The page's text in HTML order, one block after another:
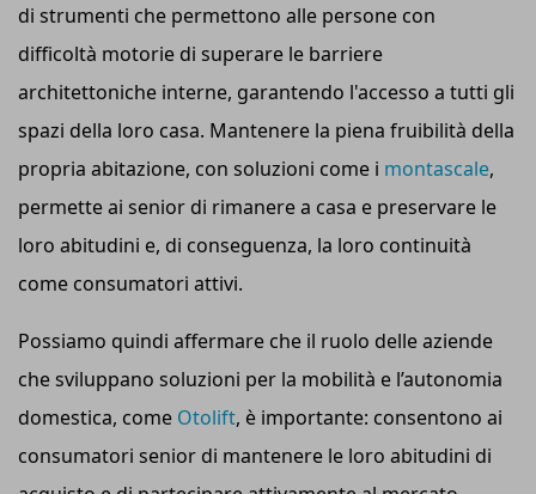
di strumenti che permettono alle persone con
difficoltà motorie di superare le barriere
architettoniche interne, garantendo l'accesso a tutti gli
spazi della loro casa. Mantenere la piena fruibilità della
propria abitazione, con soluzioni come i montascale,
permette ai senior di rimanere a casa e preservare le
loro abitudini e, di conseguenza, la loro continuità
come consumatori attivi.
Possiamo quindi affermare che il ruolo delle aziende
che sviluppano soluzioni per la mobilità e l’autonomia
domestica, come Otolift, è importante: consentono ai
consumatori senior di mantenere le loro abitudini di